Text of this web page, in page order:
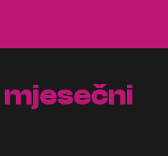
mjesečni